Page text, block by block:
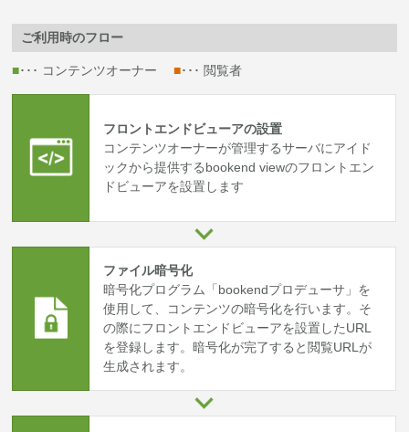
ご利用時のフロー
■･･･ コンテンツオーナー■･･･ 閲覧者
フロントエンドビューアの設置
コンテンツオーナーが管理するサーバにアイド
ックから提供するbookend viewのフロントエン
ドビューアを設置します
ファイル暗号化
暗号化プログラム「bookendプロデューサ」を
使用して、コンテンツの暗号化を行います。そ
の際にフロントエンドビューアを設置したURL
を登録します。暗号化が完了すると閲覧URLが
生成されます。